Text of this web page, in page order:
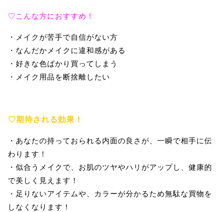
♡こんな方におすすめ！
・メイクが苦手で自信がない方
・なんだかメイクに違和感がある
・好きな色ばかり買ってしまう
・メイク用品を断捨離したい
♡期待される効果！
・あなたの持っておられる内面の良さが、一瞬で相手に伝
わります！
・似合うメイクで、お肌のツヤやハリがアップし、健康的
で美しく見えます！
・足りないアイテムや、カラーが分かるため無駄な買物を
しなくなります！